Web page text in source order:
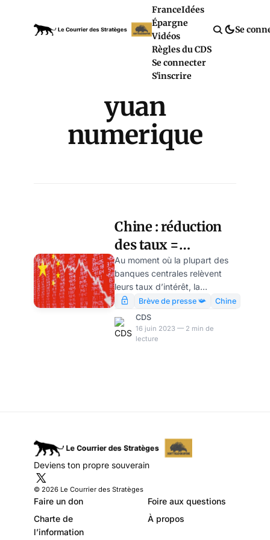
FranceIdées
Épargne
Vidéos
Règles du CDS
Se connecter
S'inscrire
Se
yuan
numerique
Chine : réduction
des taux =
croissance du
niveau d’angoisse ?
par Modeste
Schwartz
Au moment où la plupart des
banques centrales relèvent
leurs taux d’intérêt, la
réduction des taux chinois
peut sembler paradoxale.
Décryptage.
Brève de presse 📯
Chine
CDS
16 juin 2023 — 2 min de
lecture
Deviens ton propre souverain
© 2026 Le Courrier des Stratèges
Faire un don
Foire aux questions
Charte de
l’information
À propos